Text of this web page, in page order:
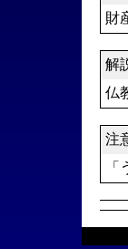
財
解
仏
注